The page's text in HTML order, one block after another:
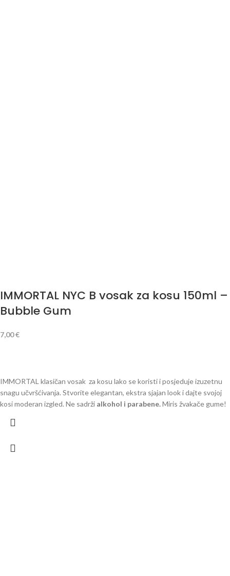
IMMORTAL NYC B vosak za kosu 150ml –
Bubble Gum
7,00€
IMMORTAL klasičan vosak za kosu lako se koristi i posjeduje izuzetnu
snagu učvršćivanja. Stvorite elegantan, ekstra sjajan look i dajte svojoj
kosi moderan izgled. Ne sadrži alkohol i parabene.Miris žvakače gume!